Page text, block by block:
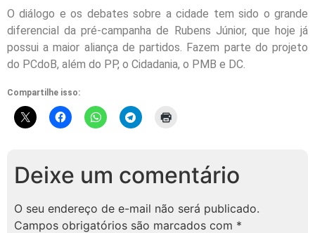
O diálogo e os debates sobre a cidade tem sido o grande
diferencial da pré-campanha de Rubens Júnior, que hoje já
possui a maior aliança de partidos. Fazem parte do projeto
do PCdoB, além do PP, o Cidadania, o PMB e DC.
Compartilhe isso:
Deixe um comentário
O seu endereço de e-mail não será publicado.
Campos obrigatórios são marcados com *